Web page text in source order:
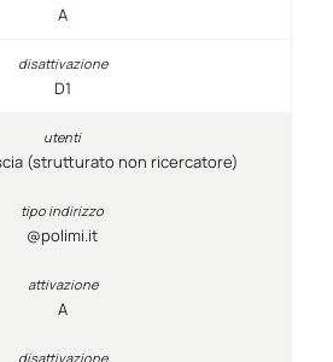
A
D1
(strutturato non ricercatore)
@polimi.it
A